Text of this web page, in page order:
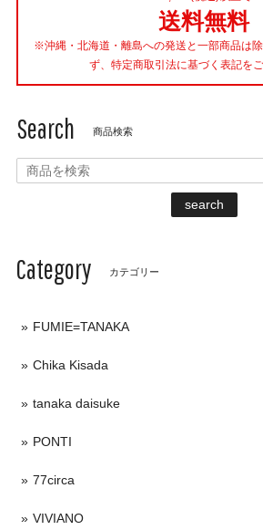
送料無料
※沖縄・北海道・離島への発送と一部商品は
ず、特定商取引法に基づく表記を
Search 商品検索
search
Category カテゴリー
FUMIE=TANAKA
Chika Kisada
tanaka daisuke
PONTI
77circa
VIVIANO